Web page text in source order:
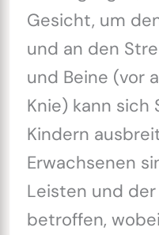
Gesicht, um
und an den
und Beine (vor
Knie) kann
Kindern
Erwachsenen
Leisten und
betroffen,